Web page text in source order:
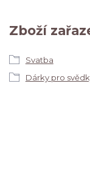
Zboží
Svatba
Dárky pro